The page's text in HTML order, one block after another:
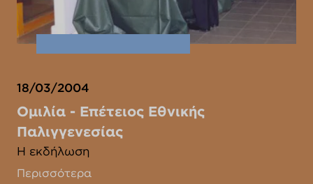
18/03/2004
Ομιλία - Επέτειος Εθνικής
Παλιγγενεσίας
Η εκδήλωση
Περισσότερα